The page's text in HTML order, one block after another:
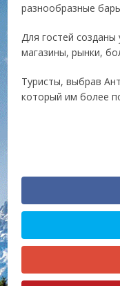
разнообразные
Для гостей созданы
магазины, рынки,
Туристы, выбрав
который им более